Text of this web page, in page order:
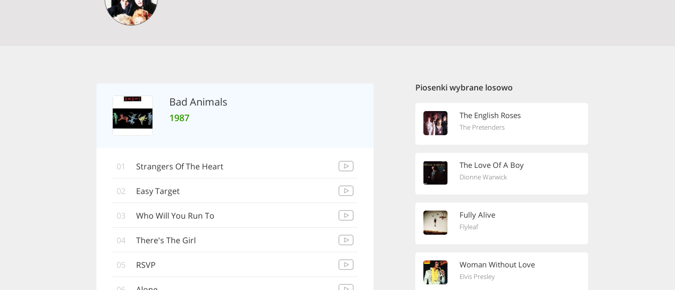
Bad Animals
1987
01 Strangers Of The Heart
02 Easy Target
03 Who Will You Run To
04 There's The Girl
05 RSVP
Piosenki wybrane losowo
The English Roses
The Pretenders
The Love Of A Boy
Dionne Warwick
Fully Alive
Flyleaf
Woman Without Love
Elvis Presley